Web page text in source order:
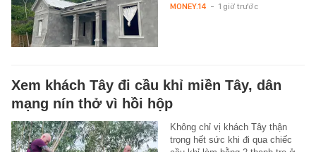
MONEY.14 - 1 giờ trước
Xem khách Tây đi cầu khỉ miền Tây, dân
mạng nín thở vì hồi hộp
Không chỉ vị khách Tây thận
trọng hết sức khi đi qua chiếc